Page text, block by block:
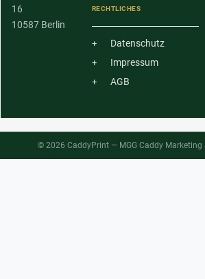
16
10587 Berlin
RECHTLICHES
Datenschutz
Impressum
AGB
© 2026 CaddyPrint — MGG Caddy Marketing